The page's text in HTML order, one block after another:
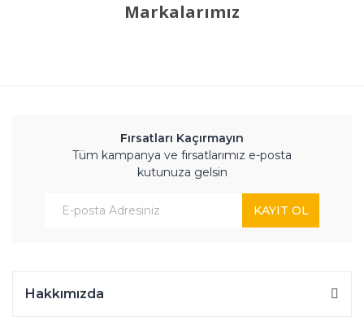
Markalarımız
Fırsatları Kaçırmayın
Tüm kampanya ve fırsatlarımız e-posta
kutunuza gelsin
KAYIT OL
Hakkımızda